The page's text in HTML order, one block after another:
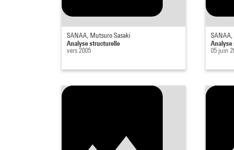
SANAA, Mutsuro Sasaki
Analyse structurelle
vers 2005
SANAA,
05 juin